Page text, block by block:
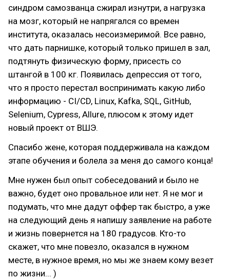
синдром самозванца сжирал изнутри, а нагрузка
на мозг, который не напрягался со времен
института, оказалась несоизмеримой. Все равно,
что дать парнишке, который только пришел в зал,
подтянуть физическую форму, присесть со
штангой в 100 кг. Появилась депрессия от того,
что я просто перестал воспринимать какую либо
информацию - CI/CD, Linux, Kafka, SQL, GitHub,
Selenium, Cypress, Allure, плюсом к этому идет
новый проект от ВШЭ.
Спасибо жене, которая поддерживала на каждом
этапе обучения и болела за меня до самого конца!
Мне нужен был опыт собеседований и было не
важно, будет оно провальное или нет. Я не мог и
подумать, что мне дадут оффер так быстро, а уже
на следующий день я напишу заявление на работе
и жизнь повернется на 180 градусов. Кто-то
скажет, что мне повезло, оказался в нужном
месте, в нужное время, но мы же знаем кому везет
по жизни... )